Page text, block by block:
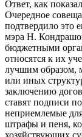
Ответ, как
Очередное
подтвердило это
мэра Н.
бюджетными
относятся к их
лучшим образом,
или иных
заключению
ставят подписи
неприемлемые
штрафы и пеня,
хозяйствующих